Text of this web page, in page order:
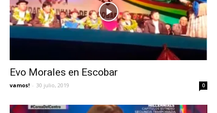
Evo Morales en Escobar
vamos! - 30 julio, 2019 0